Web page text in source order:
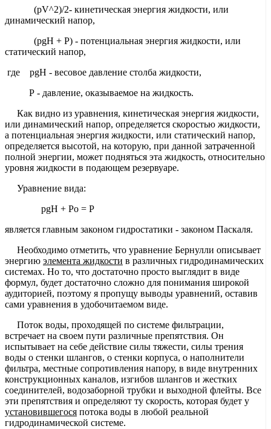
(pV^2)/2- кинетическая энергия жидкости, или
динамический напор,
(pgH + P) - потенциальная энергия жидкости, или
статический напор,
где pgH - весовое давление столба жидкости,
Р - давление, оказываемое на жидкость.
Как видно из уравнения, кинетическая энергия жидкости,
или динамический напор, определяется скоростью жидкости,
а потенциальная энергия жидкости, или статический напор,
определяется высотой, на которую, при данной затраченной
полной энергии, может подняться эта жидкость, относительно
уровня жидкости в подающем резервуаре.
Уравнение вида:
pgH + Pо = Р
является главным законом гидростатики - законом Паскаля.
Необходимо отметить, что уравнение Бернулли описывает
энергию элемента жидкости в различных гидродинамических
системах. Но то, что достаточно просто выглядит в виде
формул, будет достаточно сложно для понимания широкой
аудиторией, поэтому я пропущу выводы уравнений, оставив
сами уравнения в удобочитаемом виде.
Поток воды, проходящей по системе фильтрации,
встречает на своем пути различные препятствия. Он
испытывает на себе действие силы тяжести, силы трения
воды о стенки шлангов, о стенки корпуса, о наполнители
фильтра, местные сопротивления напору, в виде внутренних
конструкционных каналов, изгибов шлангов и жестких
соединителей, водозаборной трубки и выходной флейты. Все
эти препятствия и определяют ту скорость, которая будет у
установившегося потока воды в любой реальной
гидродинамической системе.